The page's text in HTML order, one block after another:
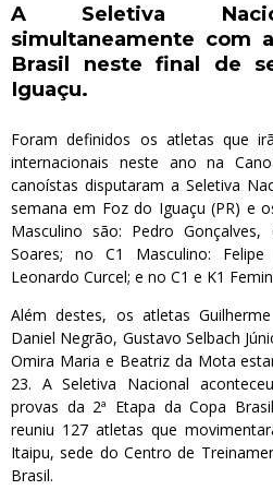
A Seletiva
simultaneamente com
Brasil neste final de
Iguaçu.
Foram definidos os atletas que
internacionais neste ano na
canoístas disputaram a Seletiva
semana em Foz do Iguaçu (PR) e
Masculino são: Pedro
Soares; no C1 Masculino:
Leonardo Curcel; e no C1 e K1
Além destes, os atletas
Daniel Negrão, Gustavo Selbach
Omira Maria e Beatriz da Mota
23. A Seletiva Nacional
provas da 2ª Etapa da Copa
reuniu 127 atletas que
Itaipu, sede do Centro de
Brasil.